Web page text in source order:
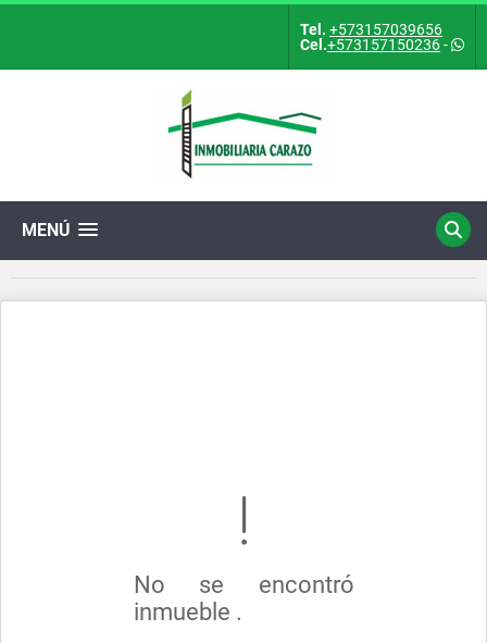
Tel. +573157039656
Cel.+573157150236-
MENÚ
No se encontró
inmueble .